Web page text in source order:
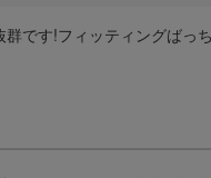
群です!フィッティングばっ